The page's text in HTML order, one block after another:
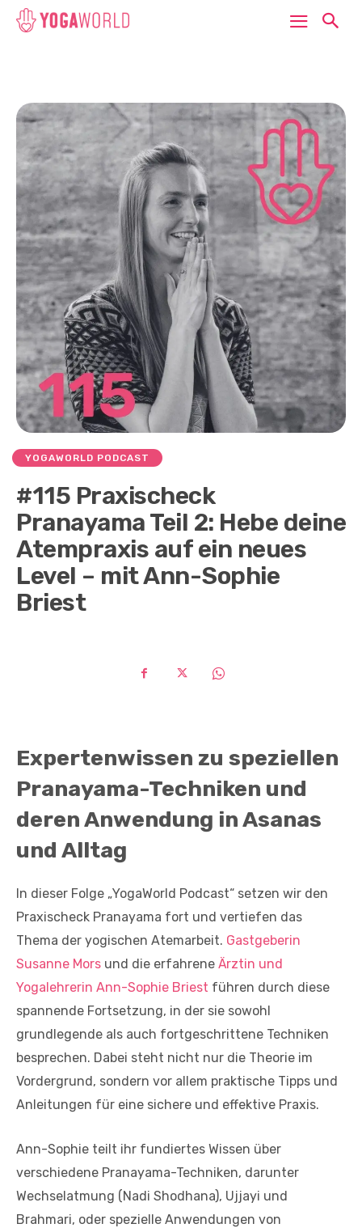
YOGAWORLD PODCAST
#115 Praxischeck
Pranayama Teil 2: Hebe deine
Atempraxis auf ein neues
Level – mit Ann-Sophie
Briest
Expertenwissen zu speziellen
Pranayama-Techniken und
deren Anwendung in Asanas
und Alltag
In dieser Folge „YogaWorld Podcast“ setzen wir den
Praxischeck Pranayama fort und vertiefen das
Thema der yogischen Atemarbeit. Gastgeberin
Susanne Mors und die erfahrene Ärztin und
Yogalehrerin Ann-Sophie Briest führen durch diese
spannende Fortsetzung, in der sie sowohl
grundlegende als auch fortgeschrittene Techniken
besprechen. Dabei steht nicht nur die Theorie im
Vordergrund, sondern vor allem praktische Tipps und
Anleitungen für eine sichere und effektive Praxis.
Ann-Sophie teilt ihr fundiertes Wissen über
verschiedene Pranayama-Techniken, darunter
Wechselatmung (Nadi Shodhana), Ujjayi und
Brahmari, oder spezielle Anwendungen von